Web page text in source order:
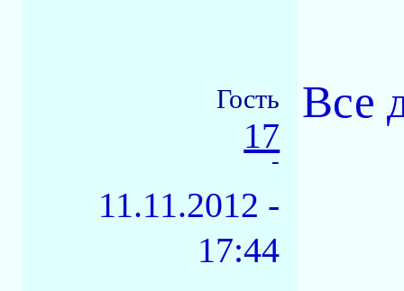
Гость
17
-
11.11.2012 -
17:44
Все